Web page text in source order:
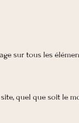
sur tous les
quel que soit le